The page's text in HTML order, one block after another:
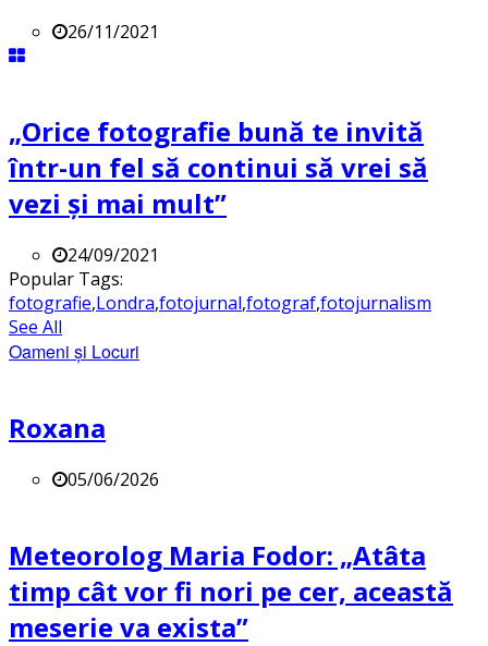
26/11/2021
„Orice fotografie bună te invită
într-un fel să continui să vrei să
vezi și mai mult”
24/09/2021
Popular Tags:
fotografie,Londra,fotojurnal,fotograf,fotojurnalism
See All
Oameni și Locuri
Roxana
05/06/2026
Meteorolog Maria Fodor: „Atâta
timp cât vor fi nori pe cer, această
meserie va exista”